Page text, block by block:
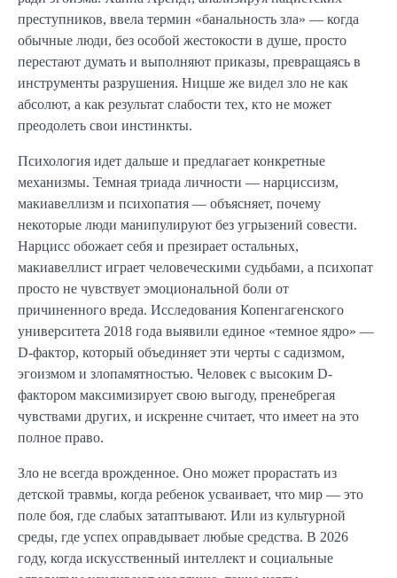
преступников, ввела термин «банальность зла» — когда
обычные люди, без особой жестокости в душе, просто
перестают думать и выполняют приказы, превращаясь в
инструменты разрушения. Ницше же видел зло не как
абсолют, а как результат слабости тех, кто не может
преодолеть свои инстинкты.
Психология идет дальше и предлагает конкретные
механизмы. Темная триада личности — нарциссизм,
макиавеллизм и психопатия — объясняет, почему
некоторые люди манипулируют без угрызений совести.
Нарцисс обожает себя и презирает остальных,
макиавеллист играет человеческими судьбами, а психопат
просто не чувствует эмоциональной боли от
причиненного вреда. Исследования Копенгагенского
университета 2018 года выявили единое «темное ядро» —
D-фактор, который объединяет эти черты с садизмом,
эгоизмом и злопамятностью. Человек с высоким D-
фактором максимизирует свою выгоду, пренебрегая
чувствами других, и искренне считает, что имеет на это
полное право.
Зло не всегда врожденное. Оно может прорастать из
детской травмы, когда ребенок усваивает, что мир — это
поле боя, где слабых затаптывают. Или из культурной
среды, где успех оправдывает любые средства. В 2026
году, когда искусственный интеллект и социальные